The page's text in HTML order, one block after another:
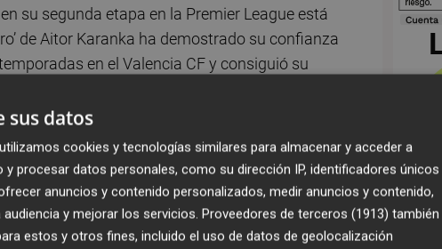
en su segunda etapa en la Premier League está
de Aitor Karanka ha demostrado su confianza
en el Valencia CF y consiguió su
el primer partido ante el Stoke City y dos
Negredo en el Middlesbrough ha menguado
once partidos consecutivos sin ver portería pero
sus datos
cookies y tecnologías similares para almacenar y acceder a
procesar datos personales, como su dirección IP, identificadores únicos
anuncios y contenido personalizados, medir anuncios y contenido,
y mejorar los servicios. Proveedores de terceros (1913) también
estos y otros fines, incluido el uso de datos de geolocalización